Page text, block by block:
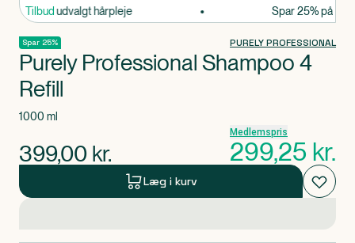
Tilbud
25% på udvalgt hårpleje Spar 25% på
Spar 25% PURELY PROFESSIONAL
Purely Professional Shampoo 4
Refill
1000 ml
399,00 kr.
Medlemspris
299,25 kr.
Læg i kurv